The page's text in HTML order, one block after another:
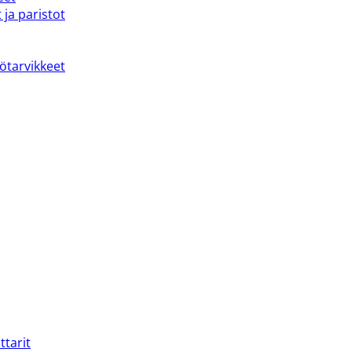
ja paristot